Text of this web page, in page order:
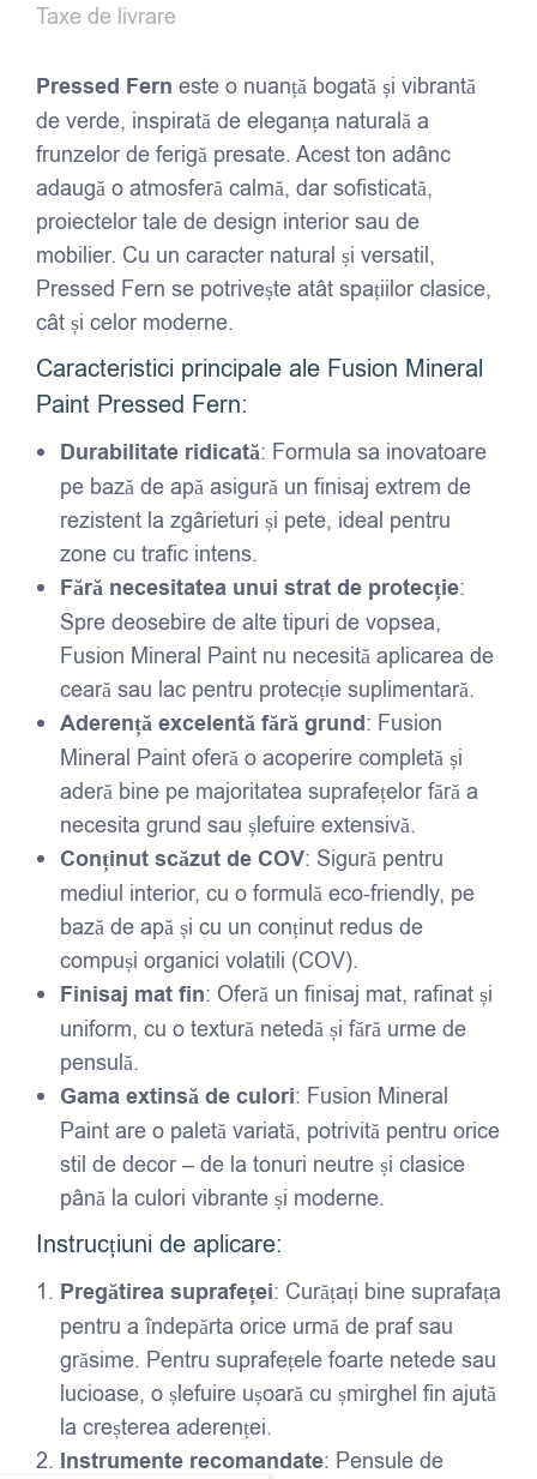
Taxe de livrare
Pressed Fern este o nuanță bogată și vibrantă
de verde, inspirată de eleganța naturală a
frunzelor de ferigă presate. Acest ton adânc
adaugă o atmosferă calmă, dar sofisticată,
proiectelor tale de design interior sau de
mobilier. Cu un caracter natural și versatil,
Pressed Fern se potrivește atât spațiilor clasice,
cât și celor moderne.
Caracteristici principale ale Fusion Mineral
Paint Pressed Fern:
Durabilitate ridicată: Formula sa inovatoare
pe bază de apă asigură un finisaj extrem de
rezistent la zgârieturi și pete, ideal pentru
zone cu trafic intens.
Fără necesitatea unui strat de protecție:
Spre deosebire de alte tipuri de vopsea,
Fusion Mineral Paint nu necesită aplicarea de
ceară sau lac pentru protecție suplimentară.
Aderență excelentă fără grund: Fusion
Mineral Paint oferă o acoperire completă și
aderă bine pe majoritatea suprafețelor fără a
necesita grund sau șlefuire extensivă.
Conținut scăzut de COV: Sigură pentru
mediul interior, cu o formulă eco-friendly, pe
bază de apă și cu un conținut redus de
compuși organici volatili (COV).
Finisaj mat fin: Oferă un finisaj mat, rafinat și
uniform, cu o textură netedă și fără urme de
pensulă.
Gama extinsă de culori: Fusion Mineral
Paint are o paletă variată, potrivită pentru orice
stil de decor – de la tonuri neutre și clasice
până la culori vibrante și moderne.
Instrucțiuni de aplicare:
Pregătirea suprafeței: Curățați bine suprafața
pentru a îndepărta orice urmă de praf sau
grăsime. Pentru suprafețele foarte netede sau
lucioase, o șlefuire ușoară cu șmirghel fin ajută
la creșterea aderenței.
Instrumente recomandate: Pensule de